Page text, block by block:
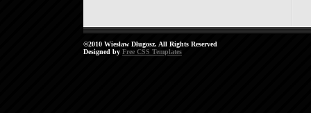
©2010 Wiesław Długosz. All Rights Reserved
Designed by Free CSS Templates